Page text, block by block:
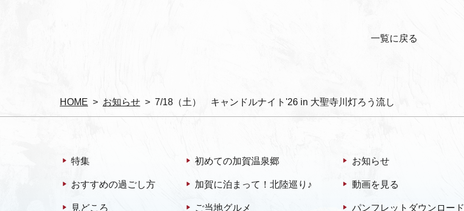
HOME お知らせ 7/18（土） キャンドルナイト'26 in 大聖寺川灯ろう流し
一覧に戻る
特集
おすすめの過ごし方
見どころ
初めての加賀温泉郷
加賀に泊まって！北陸巡り♪
ご当地グルメ
お知らせ
動画を見る
パンフレットダウンロード